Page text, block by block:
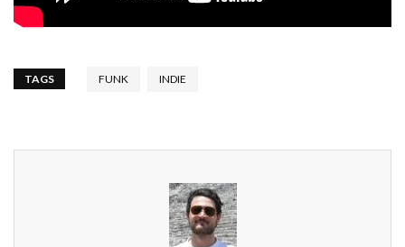
TAGS FUNK INDIE